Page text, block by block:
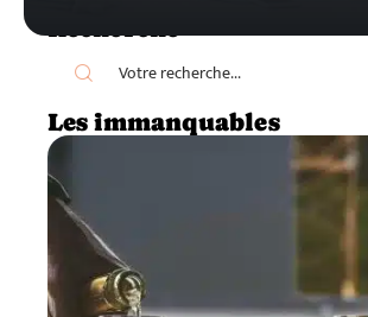
Recherche
Les immanquables